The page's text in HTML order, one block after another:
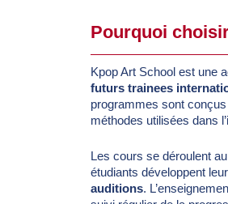
Pourquoi
Kpop Art School est une
futurs trainees
programmes sont
méthodes utilisées dans
Les cours se déroulent
étudiants développent
auditions.